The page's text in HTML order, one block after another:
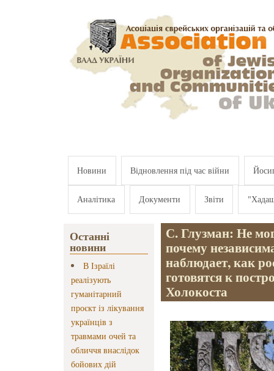
Новини Відновлення під час війни
Аналітика Документи Звіти
Останні
новини
В Ізраїлі
реалізують
гуманітарний
проєкт із лікування
українців з
травмами очей та
обличчя внаслідок
бойових дій
С. Глузман: Не
почему
наблюдает, как
готовятся к
Холокоста